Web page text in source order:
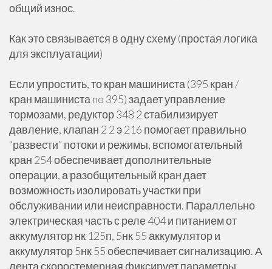
общий износ.
Как это связывается в одну схему (простая логика
для эксплуатации)
Если упростить, то кран машиниста (395 кран /
кран машиниста no 395) задает управление
тормозами, редуктор 348 2 стабилизирует
давление, клапан 2 2 э 216 помогает правильно
“развести” потоки и режимы, вспомогательный
кран 254 обеспечивает дополнительные
операции, а разобщительный кран дает
возможность изолировать участки при
обслуживании или неисправности. Параллельно
электрическая часть с реле 404 и питанием от
аккумулятор нк 125п, 5нк 55 аккумулятор и
аккумулятор 5нк 55 обеспечивает сигнализацию. А
лента скоростемерная фиксирует параметры